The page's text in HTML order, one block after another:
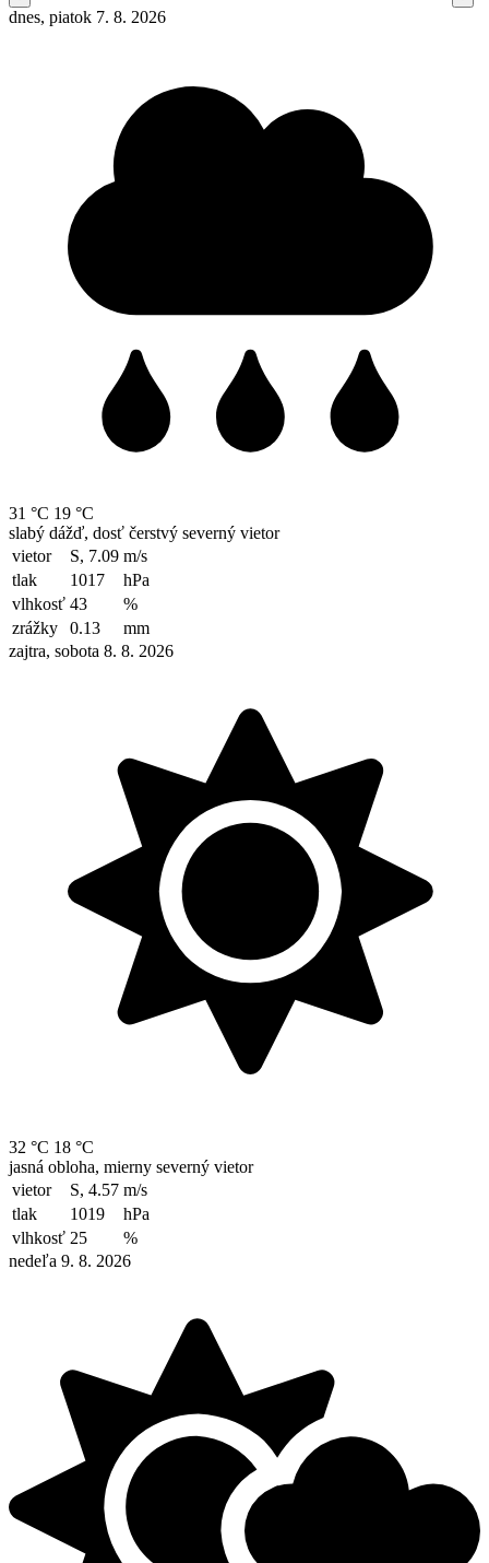
dnes, piatok 7. 8. 2026
31 °C 19 °C
slabý dážď, dosť čerstvý severný vietor
vietor
S, 7.09 m/s
tlak
1017
hPa
vlhkosť 43
%
zrážky
0.13
mm
zajtra, sobota 8. 8. 2026
32 °C 18 °C
jasná obloha, mierny severný vietor
vietor
S, 4.57 m/s
tlak
1019
hPa
vlhkosť 25
%
nedeľa 9. 8. 2026